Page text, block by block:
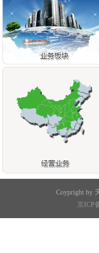
Coypright by
京ICP